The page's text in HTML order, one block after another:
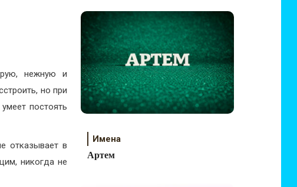
нежную и
но при
постоять
отказывает в
никогда не
Имена
Артем